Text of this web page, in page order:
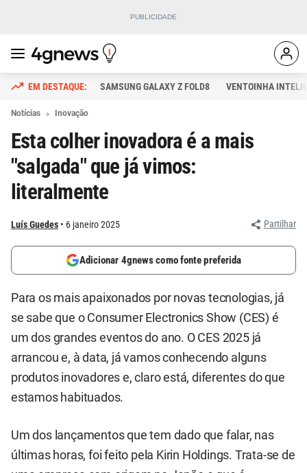
SAMSUNG GALAXY Z FOLD8 VENTOINHA
Notícias Inovação
Esta colher inovadora é a mais
"salgada" que já vimos:
literalmente
Luís Guedes 6 janeiro 2025 Partilhar
Adicionar 4gnews como fonte preferida
Para os mais apaixonados por novas tecnologias, já
se sabe que o Consumer Electronics Show (CES) é
um dos grandes eventos do ano. O CES 2025 já
arrancou e, à data, já vamos conhecendo alguns
produtos inovadores e, claro está, diferentes do que
estamos habituados.
Um dos lançamentos que tem dado que falar, nas
últimas horas, foi feito pela Kirin Holdings. Trata-se de